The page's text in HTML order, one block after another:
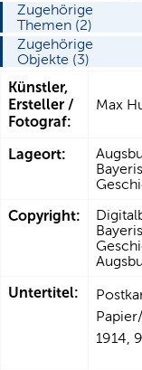
Zugehörige
Themen (2)
Zugehörige
Objekte (3)
Künstler,
Ersteller /
Fotograf:
Max
Lageort:
Copyright:
Untertitel:
1914,